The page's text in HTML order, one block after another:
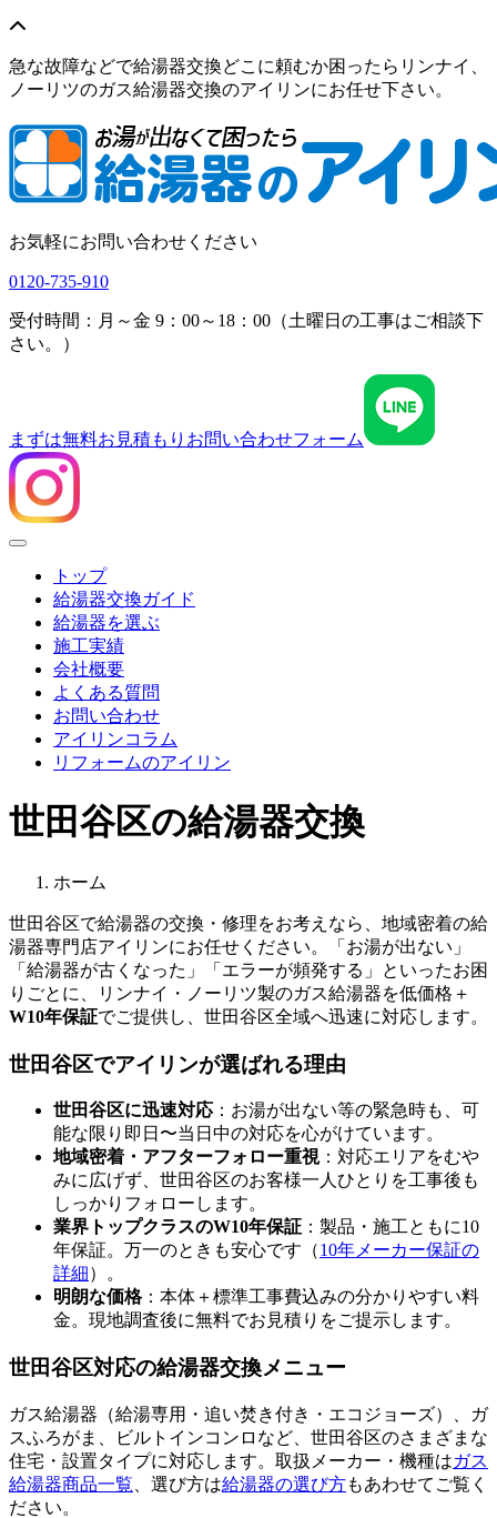
急な故障などで給湯器交換どこに頼むか困ったらリンナイ、
ノーリツのガス給湯器交換のアイリンにお任せ下さい。
お気軽にお問い合わせください
0120-735-910
受付時間：月～金 9：00～18：00（土曜日の工事はご相談下
さい。）
まずは無料お見積もり お問い合わせフォーム
Menu
トップ
給湯器交換ガイド
給湯器を選ぶ
施工実績
会社概要
よくある質問
お問い合わせ
アイリンコラム
リフォームのアイリン
世田谷区の給湯器交換
ホーム
世田谷区で給湯器の交換・修理をお考えなら、地域密着の給
湯器専門店アイリンにお任せください。「お湯が出ない」
「給湯器が古くなった」「エラーが頻発する」といったお困
りごとに、リンナイ・ノーリツ製のガス給湯器を低価格＋
W10年保証でご提供し、 世田谷区全域へ迅速に対応します。
世田谷区でアイリンが選ばれる理由
世田谷区に迅速対応 ：お湯が出ない等の緊急時も、可
能な限り即日〜当日中の対応を心がけています。
地域密着・アフターフォロー重視：対応エリアをむや
みに広げず、 世田谷区のお客様一人ひとりを工事後も
しっかりフォローします。
業界トップクラスのW10年保証 ：製品・施工ともに10
年保証。万一のときも安心です（10年メーカー保証の
詳細）。
明朗な価格：本体＋標準工事費込みの分かりやすい料
金。現地調査後に無料でお見積りをご提示します。
世田谷区対応の給湯器交換メニュー
ガス給湯器（給湯専用・追い焚き付き・エコジョーズ）、ガ
スふろがま、ビルトインコンロなど、 世田谷区のさまざまな
住宅・設置タイプに対応します。取扱メーカー・機種はガス
給湯器商品一覧 、選び方は給湯器の選び方もあわせてご覧く
ださい。